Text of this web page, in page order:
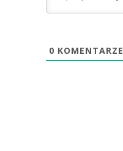
0 KOMENTARZE